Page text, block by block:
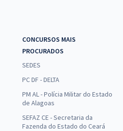
CONCURSOS MAIS
PROCURADOS
SEDES
PC DF - DELTA
PM AL - Polícia Militar do Estado
de Alagoas
SEFAZ CE - Secretaria da
Fazenda do Estado do Ceará